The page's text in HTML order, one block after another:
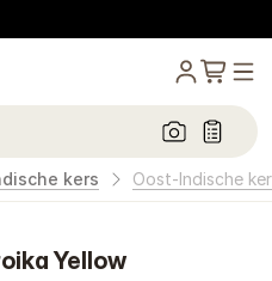
kers Oost-Indische
Yellow